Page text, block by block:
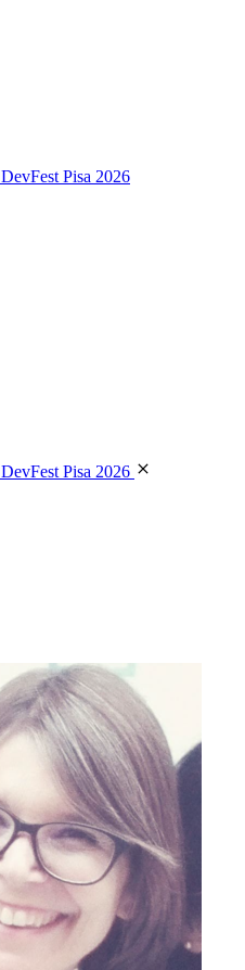
DevFest Pisa 2026
DevFest Pisa 2026